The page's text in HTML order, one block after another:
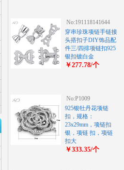
No:191118141644
穿串珍珠项链手链接
头搭扣子DIY饰品配
件三/四排项链扣925
银扣镀白金
￥277.78/个
No:P1009
925银牡丹花项链
扣，规格：
23x29mm，项链扣
银，项链 扣，项链
扣大
￥333.35/个